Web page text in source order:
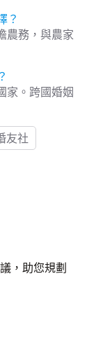
？
農務，與農家
家。跨國婚姻
友社
，助您規劃